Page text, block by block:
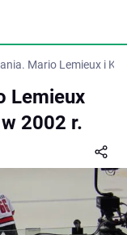
Mario Lemieux i
Lemieux
2002 r.